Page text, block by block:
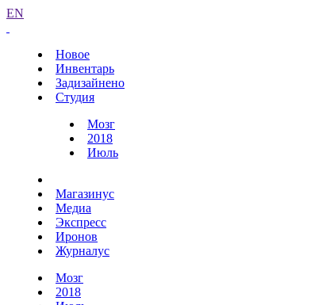
EN
Новое
Инвентарь
Задизайнено
Студия
Мозг
2018
Июль
Магазинус
Медиа
Экспресс
Иронов
Журналус
Мозг
2018